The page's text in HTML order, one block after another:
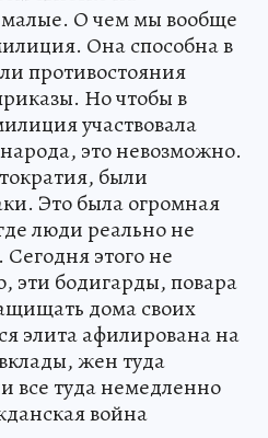
О чем мы вообще
Она способна в
противостояния
Но чтобы в
участвовала
это невозможно.
были
Это была огромная
люди реально не
этого не
эти бодигарды, повара
дома своих
элита афилирована на
жен туда
все туда немедленно
война